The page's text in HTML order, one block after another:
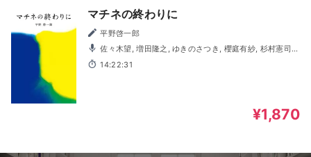
マチネの終わりに
平野啓一郎
佐々木望, 増田隆之, ゆきのさつき, 櫻庭有紗, 杉村憲司,
大泊貴揮, 岡田栄美, 青木崇, 永田昌康, 神田みか, 衣川里佳,
松尾一心, 日野由利加
14:22:31
¥1,870